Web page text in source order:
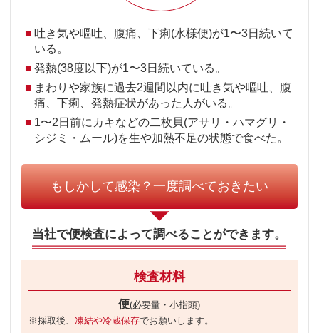
■ 吐き気や嘔吐、腹痛、下痢(水様便)が1〜3日続いて
いる。
■ 発熱(38度以下)が1〜3日続いている。
■ まわりや家族に過去2週間以内に吐き気や嘔吐、腹
痛、下痢、発熱症状があった人がいる。
■ 1〜2日前にカキなどの二枚貝(アサリ・ハマグリ・
シジミ・ムール)を生や加熱不足の状態で食べた。
もしかして感染？一度調べておきたい
当社で便検査によって調べることができます。
検査材料
便(必要量・小指頭)
※採取後、凍結や冷蔵保存でお願いします。